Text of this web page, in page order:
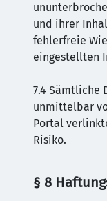
und ihrer
fehlerfreie
eingestellten
7.4 Sämtliche
unmittelbar
Portal
Risiko.
§ 8